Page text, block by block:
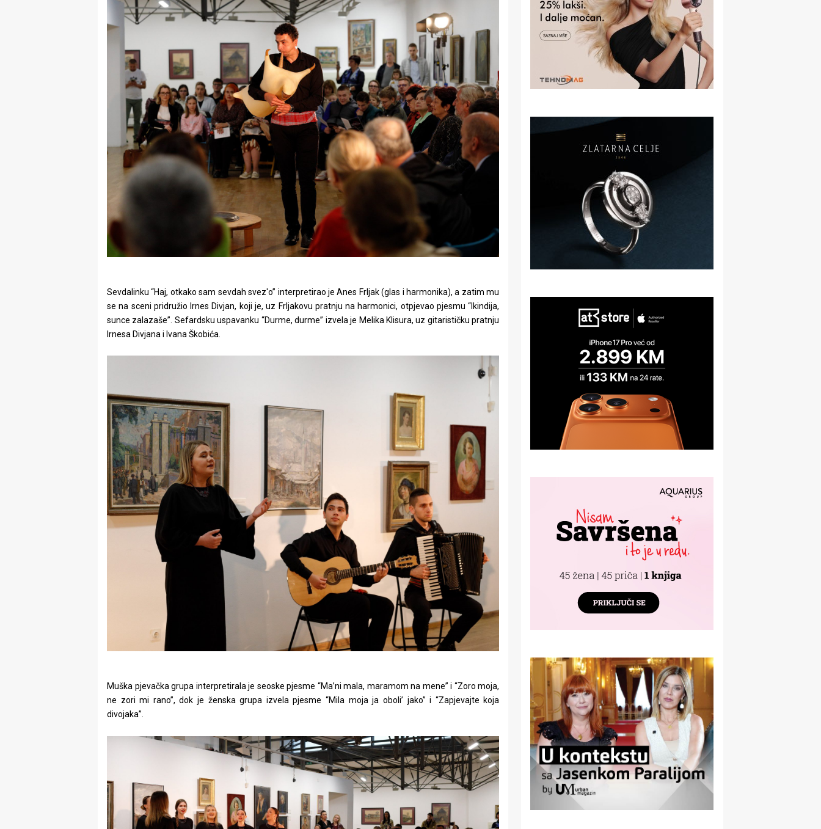
Sevdalinku “Haj, otkako sam sevdah svez'o” interpretirao je Anes Frljak (glas i harmonika), a zatim mu
se na sceni pridružio Irnes Divjan, koji je, uz Frljakovu pratnju na harmonici, otpjevao pjesmu “Ikindija,
sunce zalazaše”. Sefardsku uspavanku “Durme, durme” izvela je Melika Klisura, uz gitarističku pratnju
Irnesa Divjana i Ivana Škobića.
Muška pjevačka grupa interpretirala je seoske pjesme “Ma’ni mala, maramom na mene” i “Zoro moja,
ne zori mi rano”, dok je ženska grupa izvela pjesme “Mila moja ja oboli’ jako” i “Zapjevajte koja
divojaka”.